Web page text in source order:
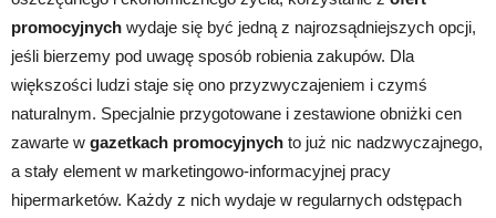
promocyjnych wydaje się być jedną z najrozsądniejszych opcji,
jeśli bierzemy pod uwagę sposób robienia zakupów. Dla
większości ludzi staje się ono przyzwyczajeniem i czymś
naturalnym. Specjalnie przygotowane i zestawione obniżki cen
zawarte w gazetkach promocyjnych to już nic nadzwyczajnego,
a stały element w marketingowo-informacyjnej pracy
hipermarketów. Każdy z nich wydaje w regularnych odstępach